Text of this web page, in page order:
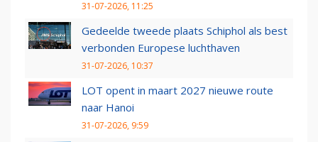
31-07-2026, 11:25
Gedeelde tweede plaats Schiphol als best
verbonden Europese luchthaven
31-07-2026, 10:37
LOT opent in maart 2027 nieuwe route
naar Hanoi
31-07-2026, 9:59